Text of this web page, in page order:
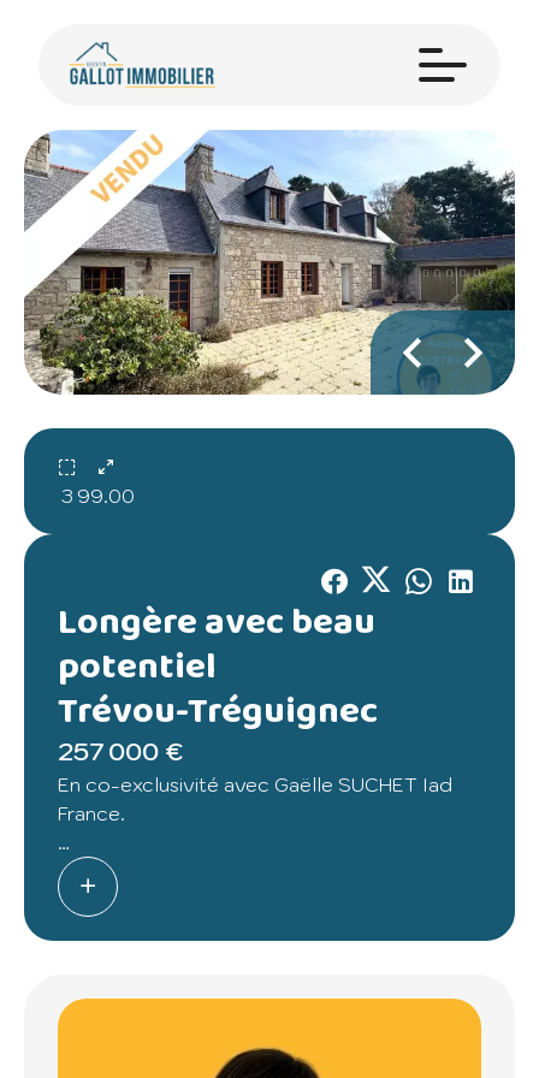
3 99.00
Longère avec beau
potentiel
Trévou-Tréguignec
257 000 €
En co-exclusivité avec Gaëlle SUCHET Iad
France.
Située dans un environnement calme et
verdoyant, à seulement 2 km de la mer (moins
superficie de 99 m2 environ, offre un beau
potentiel pour les amoureux de la